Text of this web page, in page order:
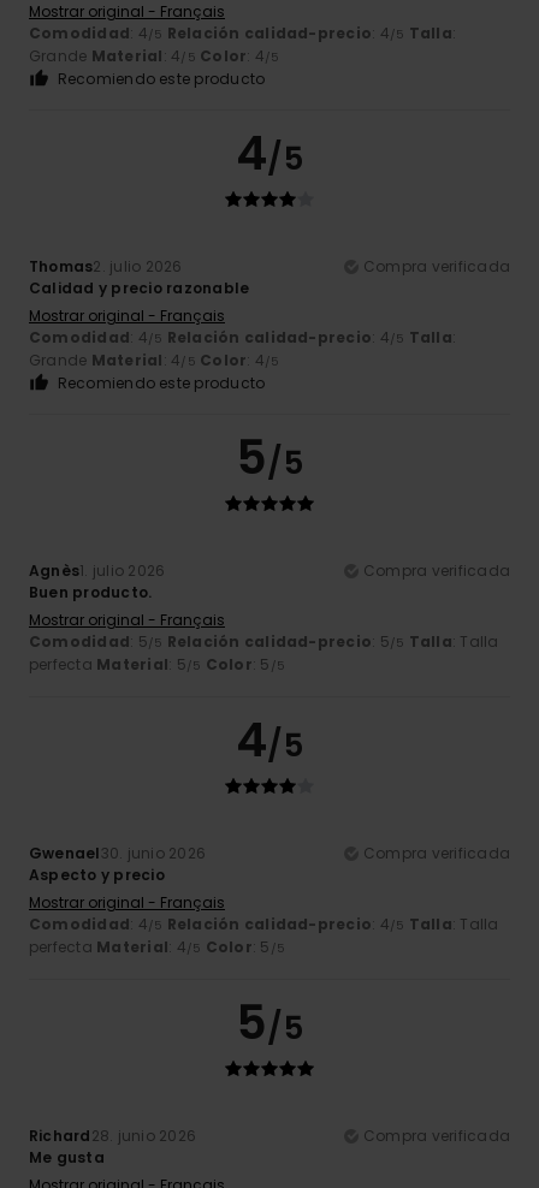
Mostrar original - Français
Comodidad: 4/5 Relación calidad-precio: 4/5 Talla:
Grande Material: 4/5 Color: 4/5
Recomiendo este producto
4/5
Thomas2. julio 2026
Compra verificada
Calidad y precio razonable
Mostrar original - Français
Comodidad: 4/5 Relación calidad-precio: 4/5 Talla:
Grande Material: 4/5 Color: 4/5
Recomiendo este producto
5/5
Agnès1. julio 2026
Compra verificada
Buen producto.
Mostrar original - Français
Comodidad: 5/5 Relación calidad-precio: 5/5 Talla: Talla
perfecta Material: 5/5 Color: 5 /5
4/5
Gwenael30. junio 2026
Compra verificada
Aspecto y precio
Mostrar original - Français
Comodidad: 4/5 Relación calidad-precio: 4/5 Talla: Talla
perfecta Material: 4/5 Color: 5 /5
5/5
Richard28. junio 2026
Compra verificada
Me gusta